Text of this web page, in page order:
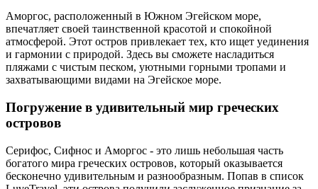
Аморгос, расположенный в Южном Эгейском море,
впечатляет своей таинственной красотой и спокойной
атмосферой. Этот остров привлекает тех, кто ищет уединения
и гармонии с природой. Здесь вы сможете насладиться
пляжами с чистым песком, уютными горными тропами и
захватывающими видами на Эгейское море.
Погружение в удивительный мир греческих
островов
Серифос, Сифнос и Аморгос - это лишь небольшая часть
богатого мира греческих островов, который оказывается
бесконечно удивительным и разнообразным. Попав в список